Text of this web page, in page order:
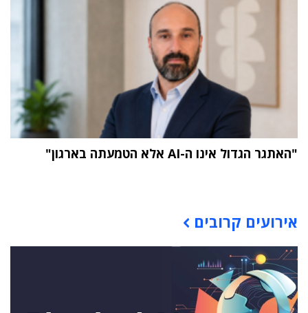
"האתגר הגדול אינו ה-AI אלא הטמעתה בארגון"
אירועים קרובים